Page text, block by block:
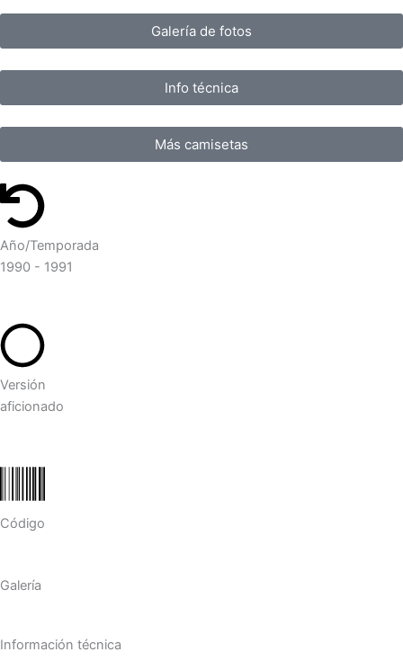
Galería de fotos
Info técnica
Más camisetas
Año/Temporada
1990 - 1991
Versión
aficionado
Código
Galería
Información técnica